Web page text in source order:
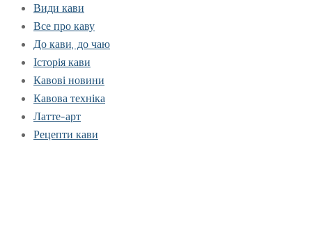
Види кави
Все про каву
До кави, до чаю
Історія кави
Кавові новини
Кавова техніка
Латте-арт
Рецепти кави